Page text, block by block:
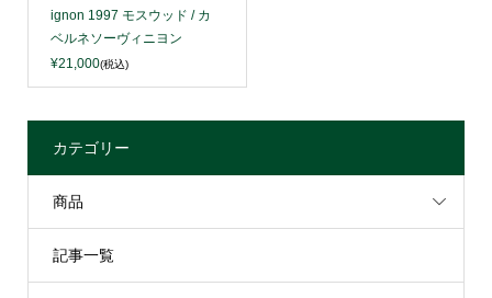
ignon 1997 モスウッド / カ
ベルネソーヴィニヨン
¥21,000(税込)
カテゴリー
商品
記事一覧